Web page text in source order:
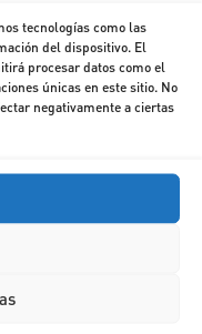
tecnologías como las
del dispositivo. El
procesar datos como el
únicas en este sitio. No
negativamente a ciertas